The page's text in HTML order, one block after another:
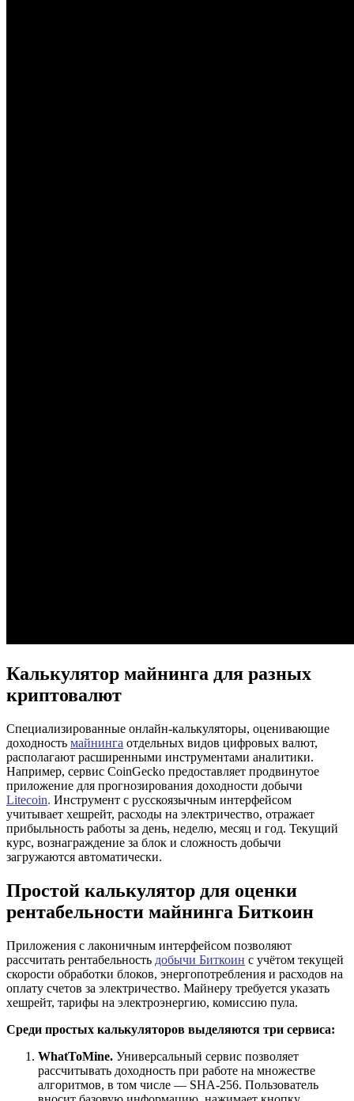
Калькулятор майнинга для разных
криптовалют
Специализированные онлайн-калькуляторы, оценивающие
доходность майнинга отдельных видов цифровых валют,
располагают расширенными инструментами аналитики.
Например, сервис CoinGecko предоставляет продвинутое
приложение для прогнозирования доходности добычи
Litecoin. Инструмент с русскоязычным интерфейсом
учитывает хешрейт, расходы на электричество, отражает
прибыльность работы за день, неделю, месяц и год. Текущий
курс, вознаграждение за блок и сложность добычи
загружаются автоматически.
Простой калькулятор для оценки
рентабельности майнинга Биткоин
Приложения с лаконичным интерфейсом позволяют
рассчитать рентабельность добычи Биткоин с учётом текущей
скорости обработки блоков, энергопотребления и расходов на
оплату счетов за электричество. Майнеру требуется указать
хешрейт, тарифы на электроэнергию, комиссию пула.
Среди простых калькуляторов выделяются три сервиса:
WhatToMine. Универсальный сервис позволяет
рассчитывать доходность при работе на множестве
алгоритмов, в том числе — SHA-256. Пользователь